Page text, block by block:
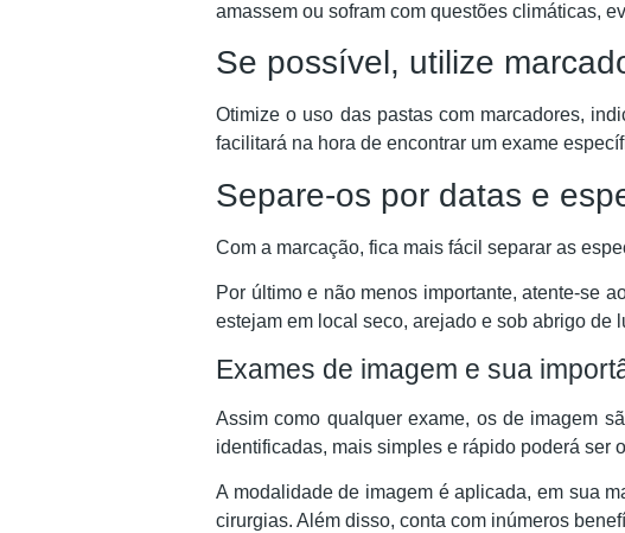
amassem ou sofram com questões climáticas,
Se possível, utilize
Otimize o uso das pastas com marcadores,
facilitará na hora de encontrar um exame
Separe-os por datas e
Com a marcação, fica mais fácil separar as
Por último e não menos importante, atente-se
estejam em local seco, arejado e sob abrigo de
Exames de imagem e sua
Assim como qualquer exame, os de imagem
identificadas, mais simples e rápido poderá ser
A modalidade de imagem é aplicada, em sua
cirurgias. Além disso, conta com inúmeros